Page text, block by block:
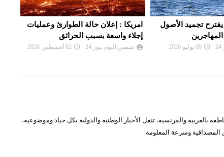
الطوارئ وعمليات
الحرائق
02 أغسطس 2026
روسيا تهدد باستهداف القوة الدولية
المزمع نشرها في أوكرانيا
شمس اليوم نيوز 24 16 يوليو 2026
والفرنسية، تنقل الأخبار الوطنية والدولية بكل حياد وموضوعية،
وسرعة المعلومة.